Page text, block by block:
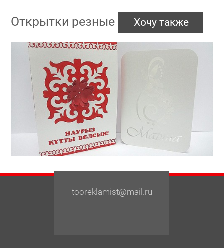
Открытки резные Хочу также
tooreklamist@mail.ru